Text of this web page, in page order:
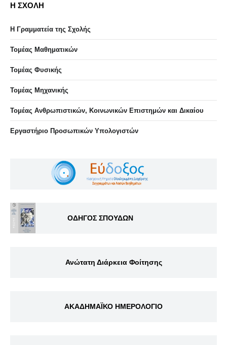
Η ΣΧΟΛΗ
Η Γραμματεία της Σχολής
Τομέας Μαθηματικών
Τομέας Φυσικής
Τομέας Μηχανικής
Τομέας Ανθρωπιστικών, Κοινωνικών Επιστημών και Δικαίου
Eργαστήριo Προσωπικών Υπολογιστών
ΟΔΗΓΟΣ ΣΠΟΥΔΩΝ
Ανώτατη Διάρκεια Φοίτησης
ΑΚΑΔΗΜΑΪΚΟ ΗΜΕΡΟΛΟΓΙΟ